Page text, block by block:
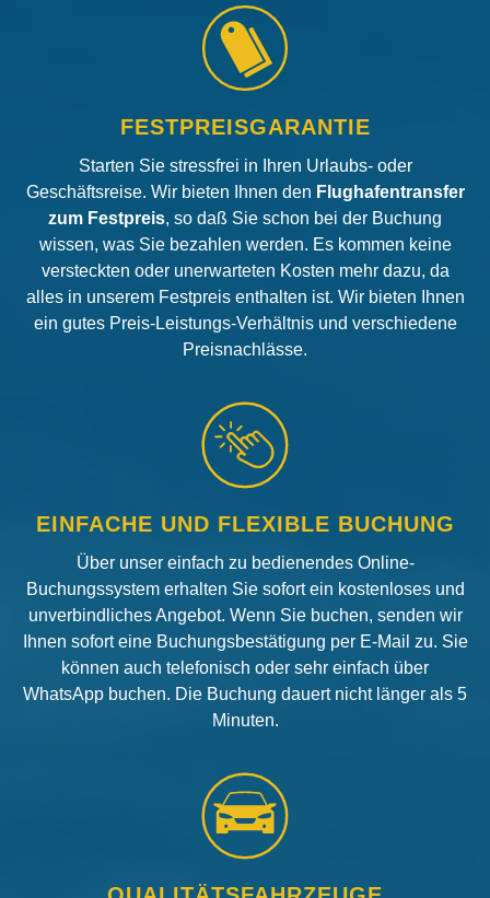
FESTPREISGARANTIE
Starten Sie stressfrei in Ihren Urlaubs- oder
Geschäftsreise. Wir bieten Ihnen den Flughafentransfer
zum Festpreis, so daß Sie schon bei der Buchung
wissen, was Sie bezahlen werden. Es kommen keine
versteckten oder unerwarteten Kosten mehr dazu, da
alles in unserem Festpreis enthalten ist. Wir bieten Ihnen
ein gutes Preis-Leistungs-Verhältnis und verschiedene
Preisnachlässe.
EINFACHE UND FLEXIBLE BUCHUNG
Über unser einfach zu bedienendes Online-
Buchungssystem erhalten Sie sofort ein kostenloses und
unverbindliches Angebot. Wenn Sie buchen, senden wir
Ihnen sofort eine Buchungsbestätigung per E-Mail zu. Sie
können auch telefonisch oder sehr einfach über
WhatsApp buchen. Die Buchung dauert nicht länger als 5
Minuten.